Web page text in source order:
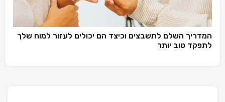
המדריך השלם לתשבצים וכיצד הם יכולים לעזור למוח שלך
לתפקד טוב יותר